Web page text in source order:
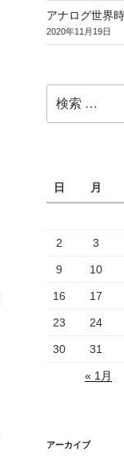
アナログ世界
2020年11月19日
索:
日
月
2 3
9 10
16 17
23 24
30 31
« 1月
アーカイブ